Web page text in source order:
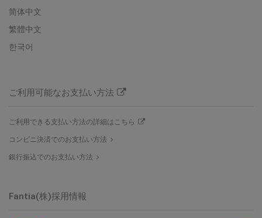
简体中文
繁體中文
한국어
ご利用可能なお支払い方法
ご利用できる支払い方法の詳細はこちら
コンビニ決済でのお支払い方法
銀行振込でのお支払い方法
Fantia(株)採用情報